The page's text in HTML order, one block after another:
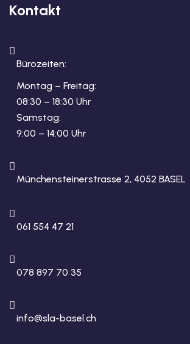
Kontakt
Bürozeiten:
Montag – Freitag:
08:30 – 18:30 Uhr
Samstag:
9:00 – 14:00 Uhr
Münchensteinerstrasse 2, 4052 BASEL
061 554 47 21
078 897 70 35
info@sla-basel.ch